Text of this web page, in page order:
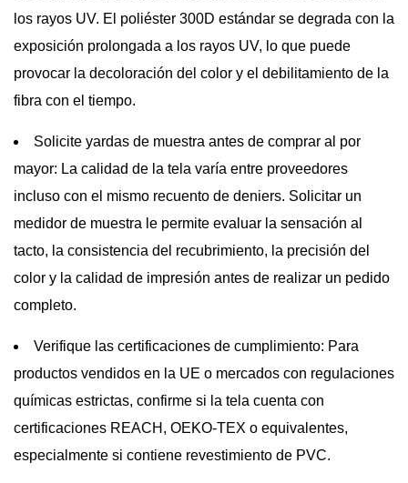
los rayos UV. El poliéster 300D estándar se degrada con la
exposición prolongada a los rayos UV, lo que puede
provocar la decoloración del color y el debilitamiento de la
fibra con el tiempo.
Solicite yardas de muestra antes de comprar al por
mayor: La calidad de la tela varía entre proveedores
incluso con el mismo recuento de deniers. Solicitar un
medidor de muestra le permite evaluar la sensación al
tacto, la consistencia del recubrimiento, la precisión del
color y la calidad de impresión antes de realizar un pedido
completo.
Verifique las certificaciones de cumplimiento: Para
productos vendidos en la UE o mercados con regulaciones
químicas estrictas, confirme si la tela cuenta con
certificaciones REACH, OEKO-TEX o equivalentes,
especialmente si contiene revestimiento de PVC.